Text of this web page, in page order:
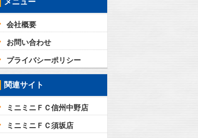
メニュー
会社概要
お問い合わせ
プライバシーポリシー
関連サイト
ミニミニＦＣ信州中野店
ミニミニＦＣ須坂店